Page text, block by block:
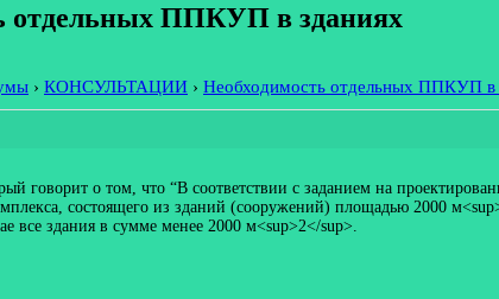
отдельных ППКУП в зданиях
› КОНСУЛЬТАЦИИ › Необходимость отдельных ППКУП в
говорит о том, что “В соответствии с заданием на
состоящего из зданий (сооружений) площадью 2000
все здания в сумме менее 2000 м<sup>2</sup>.